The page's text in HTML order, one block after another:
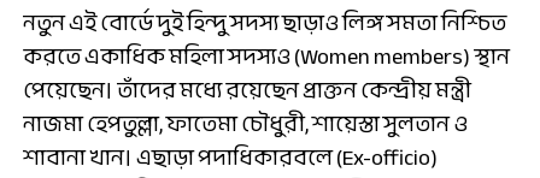
নতুন এই বোর্ডে দুই হিন্দু সদস্য ছাড়াও লিঙ্গ সমতা নিশ্চিত
করতে একাধিক মহিলা সদস্যও (Women members) স্থান
পেয়েছেন। তাঁদের মধ্যে রয়েছেন প্রাক্তন কেন্দ্রীয় মন্ত্রী
নাজমা হেপতুল্লা, ফাতেমা চৌধুরী, শায়েস্তা সুলতান ও
শাবানা খান। এছাড়া পদাধিকারবলে (Ex-officio)